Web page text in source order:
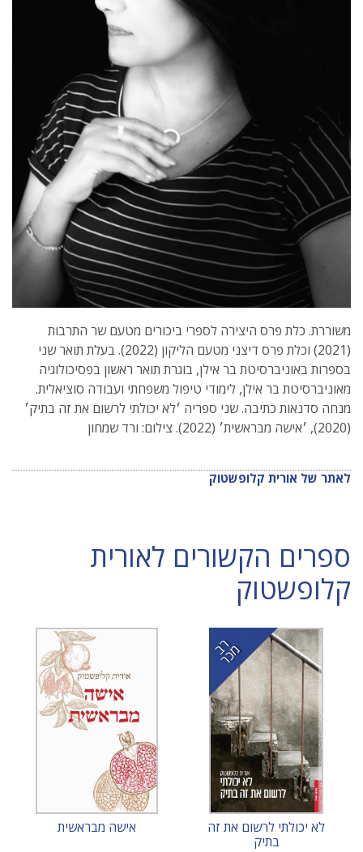
משוררת. כלת פרס היצירה לספרי ביכורים מטעם שר התרבות
(2021) וכלת פרס דיצני מטעם הליקון (2022). בעלת תואר שני
בספרות באוניברסיטת בר אילן, בוגרת תואר ראשון בפסיכולוגיה
מאוניברסיטת בר אילן, לימודי טיפול משפחתי ועבודה סוציאלית.
מנחה סדנאות כתיבה. שני ספריה ׳לא יכולתי לרשום את זה בתיק׳
(2020), ׳אישה מבראשית׳ (2022). צילום: ורד שמחון
לאתר של אורית קלופשטוק
ספרים הקשורים לאורית
קלופשטוק
ר
ב מ
כ
ר
לא יכולתי לרשום את זה
בתיק
אישה מבראשית